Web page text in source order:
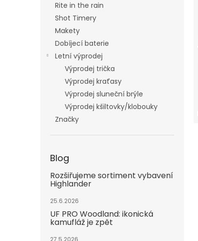
Rite in the rain
Shot Timery
Makety
Dobíjecí baterie
Letní výprodej
Výprodej trička
Výprodej kraťasy
Výprodej sluneční brýle
Výprodej kšiltovky/klobouky
Značky
Blog
Rozšiřujeme sortiment vybavení
Highlander
25.6.2026
UF PRO Woodland: ikonická
kamufláž je zpět
27.5.2026